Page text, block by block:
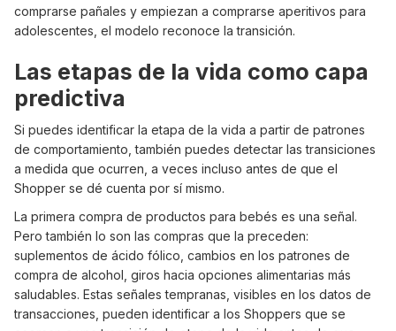
comprarse pañales y empiezan a comprarse aperitivos para
adolescentes, el modelo reconoce la transición.
Las etapas de la vida como capa
predictiva
Si puedes identificar la etapa de la vida a partir de patrones
de comportamiento, también puedes detectar las transiciones
a medida que ocurren, a veces incluso antes de que el
Shopper se dé cuenta por sí mismo.
La primera compra de productos para bebés es una señal.
Pero también lo son las compras que la preceden:
suplementos de ácido fólico, cambios en los patrones de
compra de alcohol, giros hacia opciones alimentarias más
saludables. Estas señales tempranas, visibles en los datos de
transacciones, pueden identificar a los Shoppers que se